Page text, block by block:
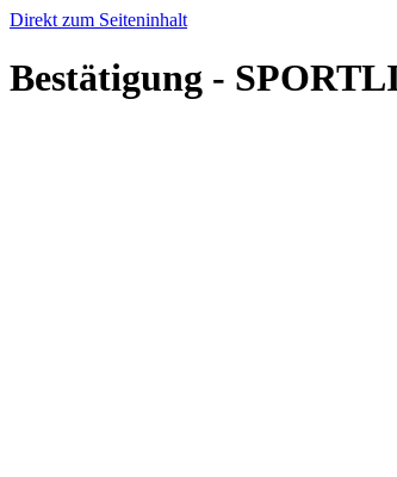
Direkt zum Seiteninhalt
Bestätigung -